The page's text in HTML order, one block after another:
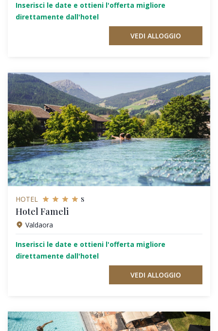
Inserisci le date e ottieni l'offerta migliore
direttamente dall'hotel
VEDI ALLOGGIO
HOTEL s
Hotel Fameli
Valdaora
Inserisci le date e ottieni l'offerta migliore
direttamente dall'hotel
VEDI ALLOGGIO